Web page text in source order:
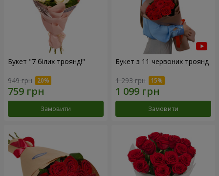
Букет "7 білих троянд!"
949 грн
Замовити
Букет з 11 червоних троянд
1 293 грн
Замовити